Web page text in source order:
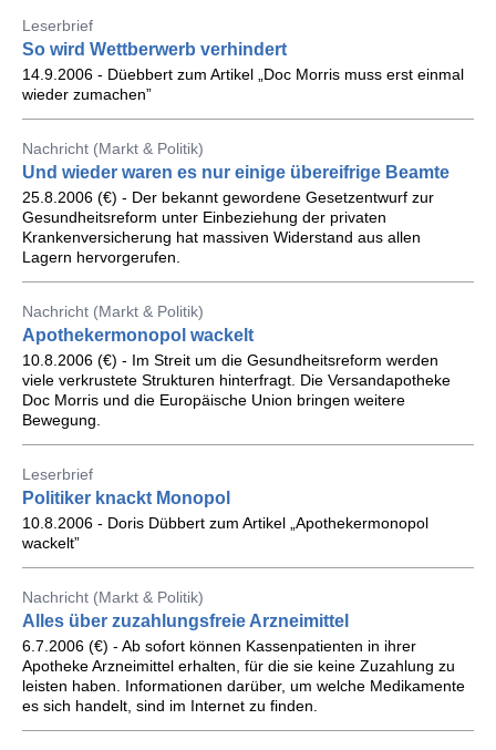
Leserbrief
So wird Wettberwerb verhindert
14.9.2006 - Düebbert zum Artikel „Doc Morris muss erst einmal
wieder zumachen”
Nachricht (Markt & Politik)
Und wieder waren es nur einige übereifrige Beamte
25.8.2006 (€) - Der bekannt gewordene Gesetzentwurf zur
Gesundheitsreform unter Einbeziehung der privaten
Krankenversicherung hat massiven Widerstand aus allen
Lagern hervorgerufen.
Nachricht (Markt & Politik)
Apothekermonopol wackelt
10.8.2006 (€) - Im Streit um die Gesundheitsreform werden
viele verkrustete Strukturen hinterfragt. Die Versandapotheke
Doc Morris und die Europäische Union bringen weitere
Bewegung.
Leserbrief
Politiker knackt Monopol
10.8.2006 - Doris Dübbert zum Artikel „Apothekermonopol
wackelt”
Nachricht (Markt & Politik)
Alles über zuzahlungsfreie Arzneimittel
6.7.2006 (€) - Ab sofort können Kassenpatienten in ihrer
Apotheke Arzneimittel erhalten, für die sie keine Zuzahlung zu
leisten haben. Informationen darüber, um welche Medikamente
es sich handelt, sind im Internet zu finden.